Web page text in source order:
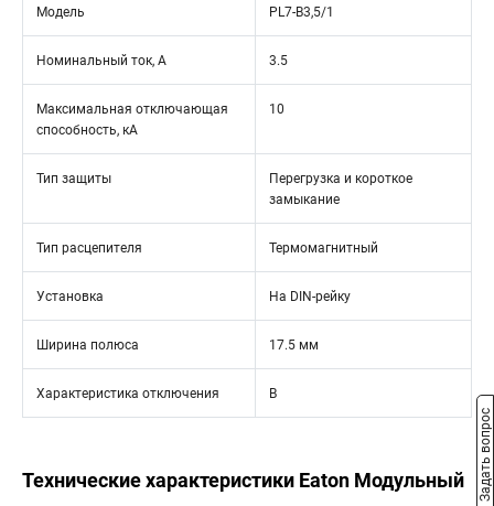
Модель PL7-B3,5/1
Номинальный ток, А 3.5
Максимальная отключающая
способность, кА
10
Тип защиты
Перегрузка и короткое
замыкание
Тип расцепителя Термомагнитный
Установка На DIN-рейку
Ширина полюса 17.5 мм
Характеристика отключения B
Технические характеристики Eaton Модульный
Задать вопрос